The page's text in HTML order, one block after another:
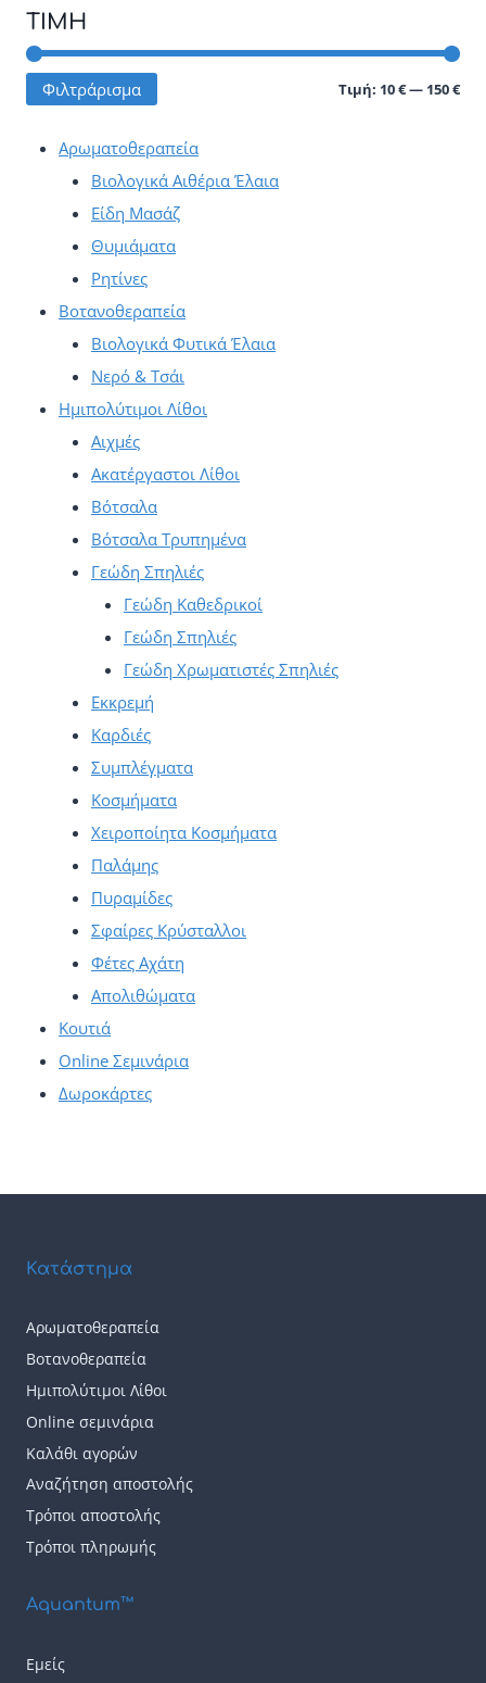
παραλλαγές.
Οι
μπορούν
να
στη
του
προϊόντος
παραλλαγές.
Οι
ΤΙΜΉ
Φιλτράρισμα Τιμή: 10 €— 150 €
Αρωματοθεραπεία
Βιολογικά Αιθέρια Έλαια
Είδη Μασάζ
Θυμιάματα
Ρητίνες
Βοτανοθεραπεία
Βιολογικά Φυτικά Έλαια
Νερό & Τσάι
Ημιπολύτιμοι Λίθοι
Αιχμές
Ακατέργαστοι Λίθοι
Βότσαλα
Βότσαλα Τρυπημένα
Γεώδη Σπηλιές
Γεώδη Καθεδρικοί
Γεώδη Σπηλιές
Γεώδη Χρωματιστές Σπηλιές
Εκκρεμή
Καρδιές
Συμπλέγματα
Κοσμήματα
Χειροποίητα Κοσμήματα
Παλάμης
Πυραμίδες
Σφαίρες Κρύσταλλοι
Φέτες Αχάτη
Απολιθώματα
Κουτιά
Online Σεμινάρια
Δωροκάρτες
Κατάστημα
Αρωματοθεραπεία
Βοτανοθεραπεία
Ημιπολύτιμοι Λίθοι
Online σεμινάρια
Καλάθι αγορών
Αναζήτηση αποστολής
Τρόποι αποστολής
Τρόποι πληρωμής
Aquantum™
Εμείς